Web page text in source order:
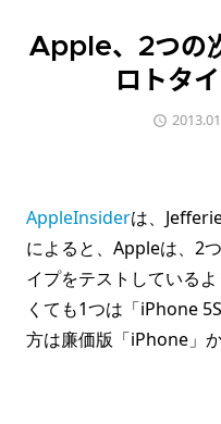
Apple、2つの
ロトタ
AppleInsiderは、
によると、Appleは、2
イプをテストしている
くても1つは「iPhone
方は廉価版「iPhone」